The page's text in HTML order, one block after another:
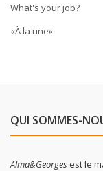
What's your job?
«À la une»
QUI SOMMES-
Alma&Georgesest le